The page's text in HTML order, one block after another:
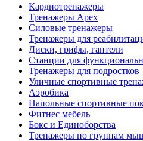
Кардиотренажеры
Тренажеры Apex
Силовые тренажеры
Тренажеры для
Диски, грифы, гантели
Станции для
Тренажеры для подростков
Уличные спортивные
Аэробика
Напольные спортивные
Фитнес мебель
Бокс и Единоборства
Тренажеры по группам